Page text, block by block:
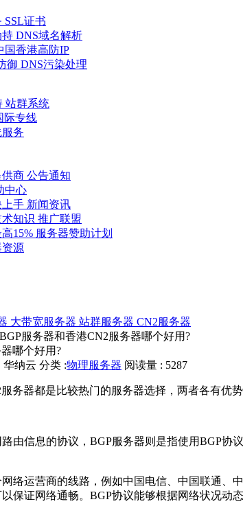
SSL证书
持 DNS域名解析
国香港高防IP
御 DNS污染处理
站群系统
际专线
务
商 公告通知
中心
手 新闻资讯
知识 推广联盟
15% 服务器赞助计划
源
大带宽服务器 站群服务器 CN2服务器
服务器和香港CN2服务器哪个好用?
哪个好用?
华纳云 分类 :物理服务器 阅读量 : 5287
务器都是比较热门的服务器选择，两者各有优
信息的协议，BGP服务器则是指使用BGP协
运营商的线路，例如中国电信、中国联通、
保证网络通畅。BGP协议能够根据网络状况动